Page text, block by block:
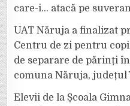
care-i… atacă pe
UAT Năruja a finalizat
Centru de zi pentru
de separare de părinți
comuna Năruja, județul
Elevii de la Școala